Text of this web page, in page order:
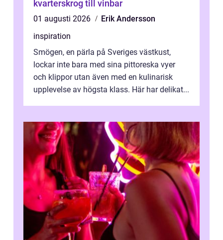
kvarterskrog till vinbar
01 augusti 2026
Erik Andersson
inspiration
Smögen, en pärla på Sveriges västkust,
lockar inte bara med sina pittoreska vyer
och klippor utan även med en kulinarisk
upplevelse av högsta klass. Här har delikat...